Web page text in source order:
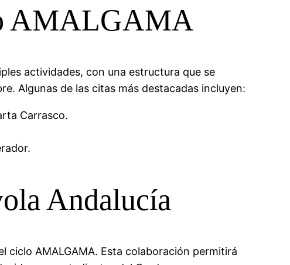
AMALGAMA
actividades, con una estructura que se
Algunas de las citas más destacadas incluyen:
Carrasco.
Andalucía
ciclo AMALGAMA. Esta colaboración permitirá